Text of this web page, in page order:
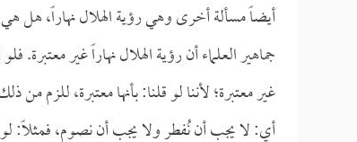
أيضاً مسألة أخرى وهي رؤية الهلال نهاراً، هل
جماهير العلماء أن رؤية الهلال نهاراً غير معتبرة.
غير معتبرة؛ لأننا لو قلنا: بأنها معتبرة، للزم
أي: لا يجب أن نُفطر ولا يجب أن نصوم، فمثلاً: